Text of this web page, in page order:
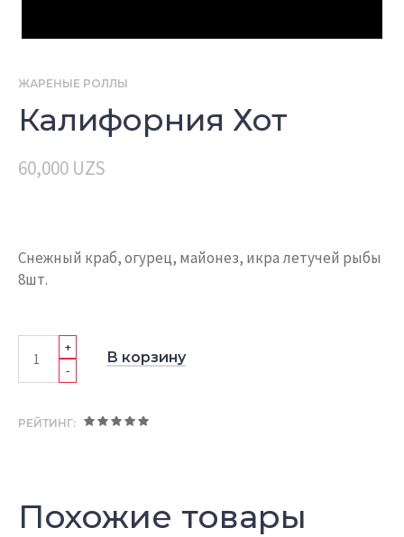
ЖАРЕНЫЕ РОЛЛЫ
Калифорния Хот
60,000 UZS
Снежный краб, огурец, майонез, икра летучей рыбы
8шт.
+
-
В корзину
РЕЙТИНГ:
Похожие товары